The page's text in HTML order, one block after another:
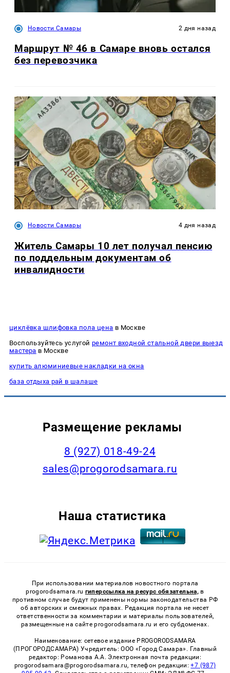
Новости Самары 2 дня назад
Маршрут № 46 в Самаре вновь остался
без перевозчика
Новости Самары 4 дня назад
Житель Самары 10 лет получал пенсию
по поддельным документам об
инвалидности
циклёвка шлифовка пола цена в Москве
Воспользуйтесь услугой ремонт входной стальной двери выезд
мастера в Москве
купить алюминиевые накладки на окна
база отдыха рай в шалаше
Размещение рекламы
8 (927) 018-49-24
sales@progorodsamara.ru
Наша статистика
При использовании материалов новостного портала
progorodsamara.ru гиперссылка на ресурс обязательна, в
противном случае будут применены нормы законодательства РФ
об авторских и смежных правах. Редакция портала не несет
ответственности за комментарии и материалы пользователей,
размещенные на сайте progorodsamara.ru и его субдоменах.
Наименование: сетевое издание PROGORODSAMARA
(ПРОГОРОДСАМАРА) Учредитель: ООО «Город Самара». Главный
редактор: Романова А.А. Электронная почта редакции:
progorodsamara@progorodsamara.ru, телефон редакции:+7 (987)